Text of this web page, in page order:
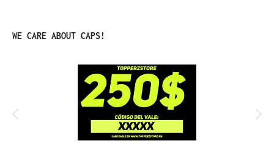
Omitir la galería de productos
WE CARE ABOUT CAPS!